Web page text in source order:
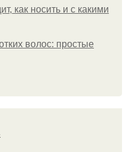
как носить и с какими
волос: простые